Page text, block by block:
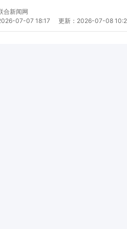
合新闻网
07-07 18:17 更新： 2026-07-08